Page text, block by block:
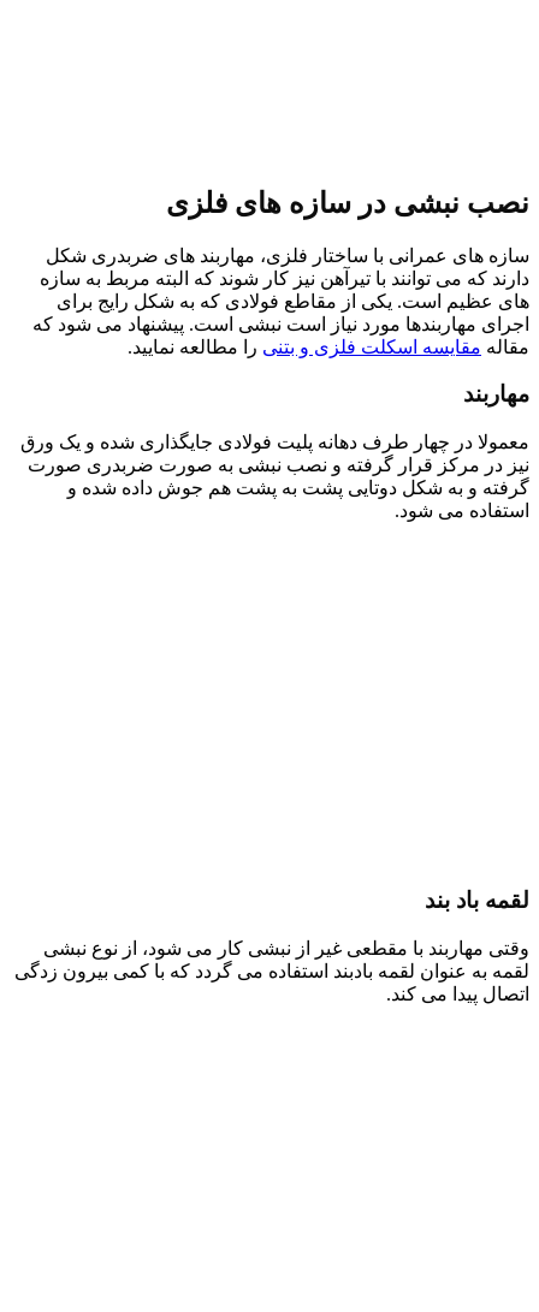
نصب نبشی در سازه های فلزی
سازه های عمرانی با ساختار فلزی، مهاربند های ضربدری شکل
دارند که می توانند با تیرآهن نیز کار شوند که البته مربط به سازه
های عظیم است. یکی از مقاطع فولادی که به شکل رایج برای
اجرای مهاربندها مورد نیاز است نبشی است. پیشنهاد می شود که
مقاله مقایسه اسکلت فلزی و بتنی را مطالعه نمایید.
مهاربند
معمولا در چهار طرف دهانه پلیت فولادی جایگذاری شده و یک ورق
نیز در مرکز قرار گرفته و نصب نبشی به صورت ضربدری صورت
گرفته و به شکل دوتایی پشت به پشت هم جوش داده شده و
استفاده می شود.
لقمه باد بند
وقتی مهاربند با مقطعی غیر از نبشی کار می شود، از نوع نبشی
لقمه به عنوان لقمه بادبند استفاده می گردد که با کمی بیرون زدگی
اتصال پیدا می کند.